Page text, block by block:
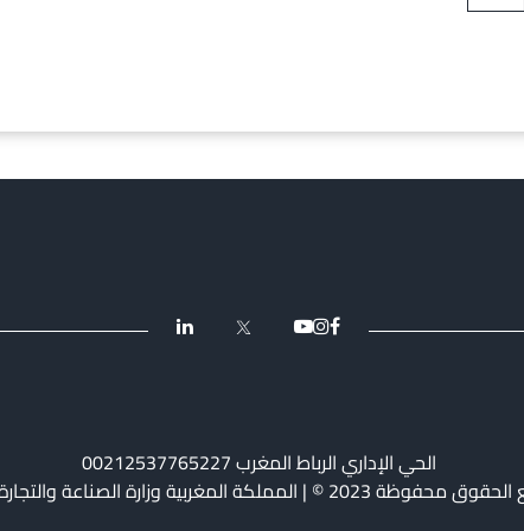
الحي الإداري الرباط المغرب 00212537765227